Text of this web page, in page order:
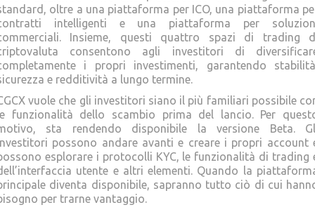
oltre a una piattaforma per ICO, una piattaforma
intelligenti e una piattaforma per
Insieme, questi quattro spazi di trading
consentono agli investitori di
i propri investimenti, garantendo
e redditività a lungo termine.
vuole che gli investitori siano il più familiari possibile
funzionalità dello scambio prima del lancio. Per
sta rendendo disponibile la versione Beta.
possono andare avanti e creare i propri account
esplorare i protocolli KYC, le funzionalità di trading
utente e altri elementi. Quando la
diventa disponibile, sapranno tutto ciò di cui
per trarne vantaggio.